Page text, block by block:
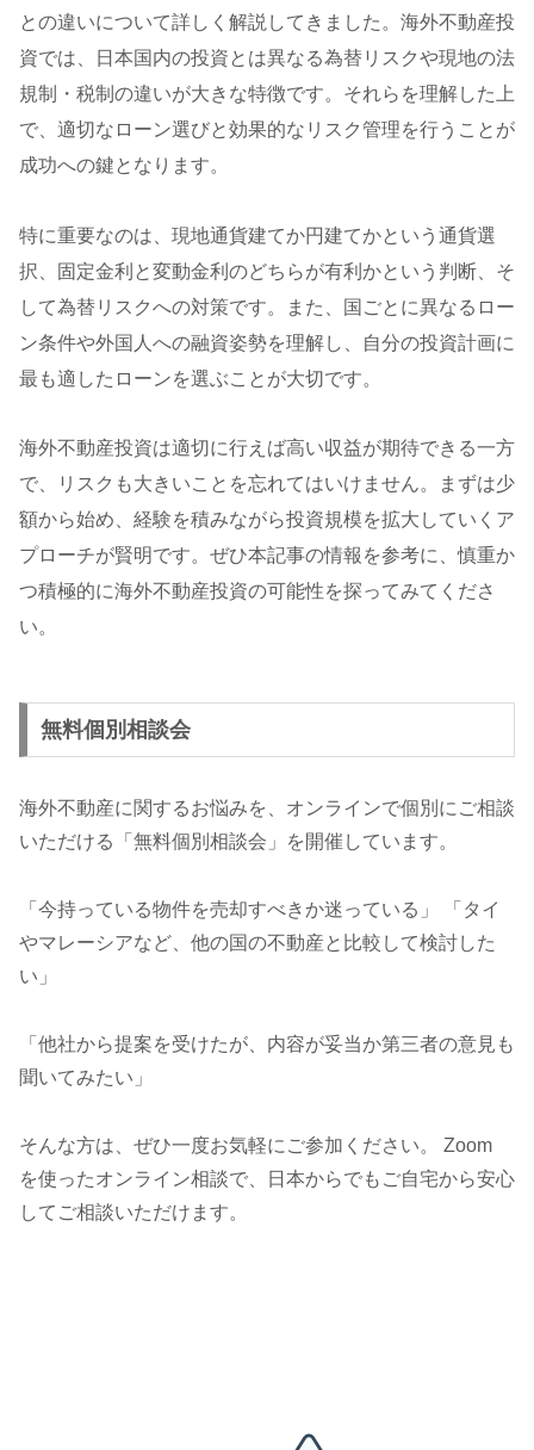
との違いについて詳しく解説してきました。海外不動産投
資では、日本国内の投資とは異なる為替リスクや現地の法
規制・税制の違いが大きな特徴です。それらを理解した上
で、適切なローン選びと効果的なリスク管理を行うことが
成功への鍵となります。
特に重要なのは、現地通貨建てか円建てかという通貨選
択、固定金利と変動金利のどちらが有利かという判断、そ
して為替リスクへの対策です。また、国ごとに異なるロー
ン条件や外国人への融資姿勢を理解し、自分の投資計画に
最も適したローンを選ぶことが大切です。
海外不動産投資は適切に行えば高い収益が期待できる一方
で、リスクも大きいことを忘れてはいけません。まずは少
額から始め、経験を積みながら投資規模を拡大していくア
プローチが賢明です。ぜひ本記事の情報を参考に、慎重か
つ積極的に海外不動産投資の可能性を探ってみてくださ
い。
無料個別相談会
海外不動産に関するお悩みを、オンラインで個別にご相談
いただける「無料個別相談会」を開催しています。
「今持っている物件を売却すべきか迷っている」 「タイ
やマレーシアなど、他の国の不動産と比較して検討した
い」
「他社から提案を受けたが、内容が妥当か第三者の意見も
聞いてみたい」
そんな方は、ぜひ一度お気軽にご参加ください。 Zoom
を使ったオンライン相談で、日本からでもご自宅から安心
してご相談いただけます。